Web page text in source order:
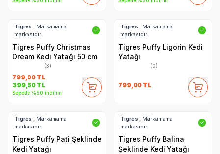
Tigres
, Markamama
markasıdır.
✓
Tigres Puffy Christmas
Dream Kedi Yatağı 50 cm
(3)
799,00 TL
399,50 TL
Sepette %50 indirim
Tigres
, Markamama
markasıdır.
✓
Tigres Puffy Ligorin Kedi
Yatağı
(0)
799,00 TL
Tigres
, Markamama
markasıdır.
✓
Tigres Puffy Pati Şeklinde
Kedi Yatağı
Tigres
, Markamama
markasıdır.
✓
Tigres Puffy Balina
Şeklinde Kedi Yatağı